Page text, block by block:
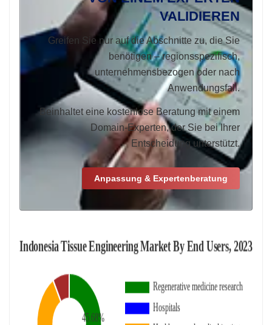
VALIDIEREN
Greifen Sie nur auf die Abschnitte zu, die Sie
benötigen – regionsspezifisch,
unternehmensbezogen oder nach
Anwendungsfall.
Beinhaltet eine kostenlose Beratung mit einem
Domain-Experten, der Sie bei Ihrer
Entscheidung unterstützt.
Anpassung & Expertenberatung